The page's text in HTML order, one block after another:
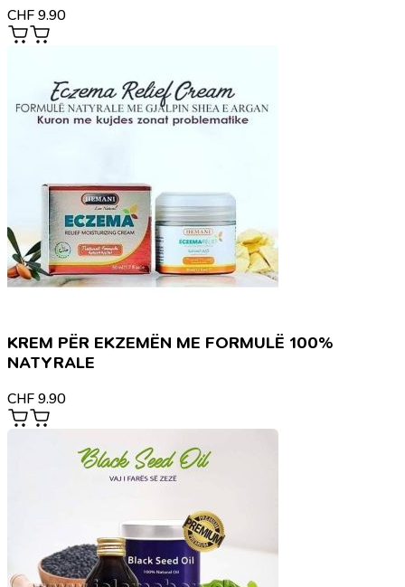
CHF 9.90
KREM PËR EKZEMËN ME FORMULË 100%
NATYRALE
CHF 9.90